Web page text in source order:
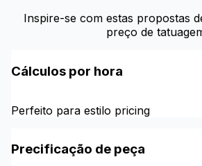
Inspire-se com estas propostas
preço de
Cálculos por hora
Perfeito para estilo pricing
Precificação de peça